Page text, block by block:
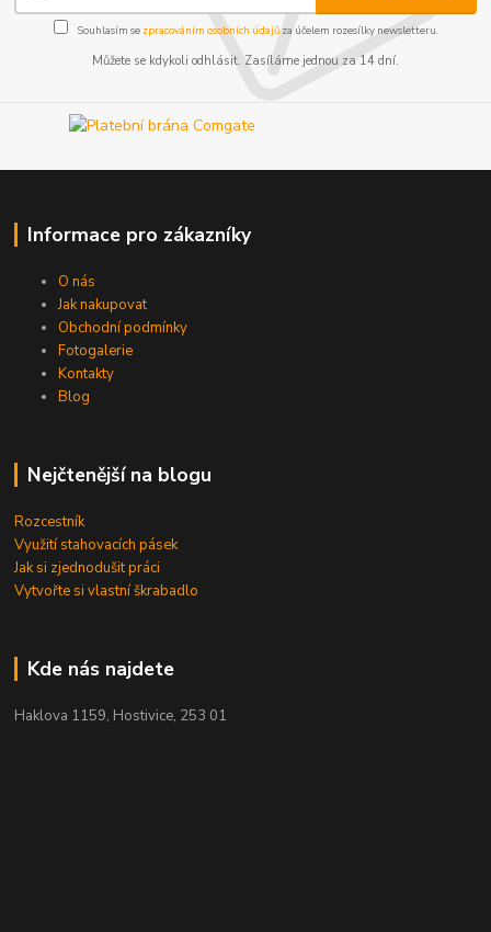
Souhlasím se zpracováním osobních údajůza účelem rozesílky newsletteru.
Můžete se kdykoli odhlásit. Zasíláme jednou za 14 dní.
Informace pro zákazníky
O nás
Jak nakupovat
Obchodní podmínky
Fotogalerie
Kontakty
Blog
Nejčtenější na blogu
Rozcestník
Využití stahovacích pásek
Jak si zjednodušit práci
Vytvořte si vlastní škrabadlo
Kde nás najdete
Haklova 1159, Hostivice, 253 01